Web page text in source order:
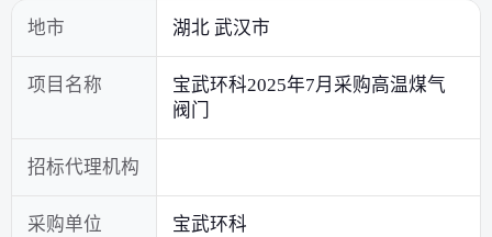
地市 湖北 武汉市
项目名称
宝武环科2025年7月采购高温煤气
阀门
招标代理机构
采购单位 宝武环科